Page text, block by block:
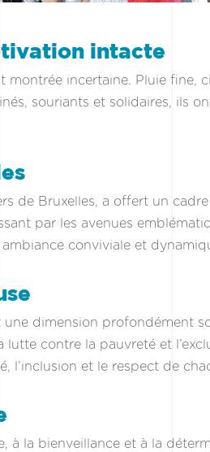
intacte
montrée incertaine. Pluie
souriants et solidaires, ils
de Bruxelles, a offert un
par les avenues
conviviale et
dimension profondément
contre la pauvreté et
l’inclusion et le respect de
à la bienveillance et à la